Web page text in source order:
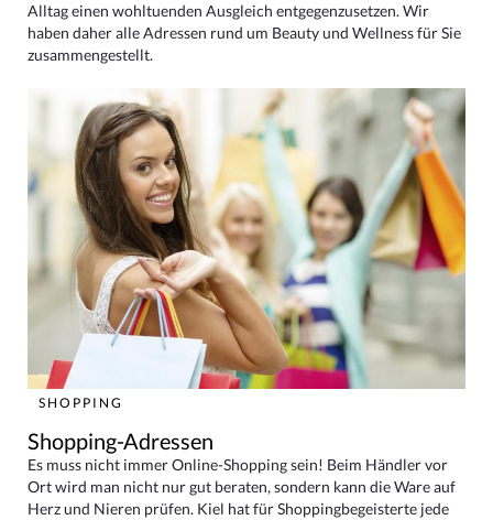
Alltag einen wohltuenden Ausgleich entgegenzusetzen. Wir
haben daher alle Adressen rund um Beauty und Wellness für Sie
zusammengestellt.
SHOPPING
Shopping-Adressen
Es muss nicht immer Online-Shopping sein! Beim Händler vor
Ort wird man nicht nur gut beraten, sondern kann die Ware auf
Herz und Nieren prüfen. Kiel hat für Shoppingbegeisterte jede